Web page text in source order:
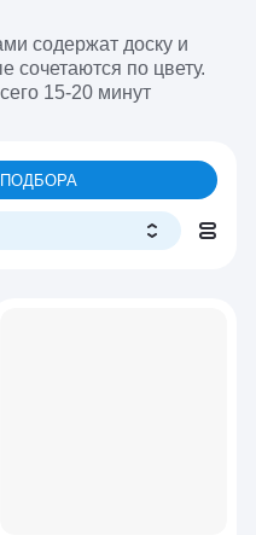
содержат доску и
сочетаются по цвету.
15-20 минут